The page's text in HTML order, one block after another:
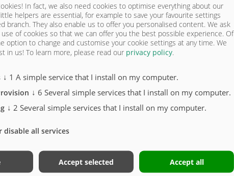
In fact, we also need cookies to optimise everything about our
helpers are essential, for example to save your favourite settings
branch. They also enable us to offer you personalised content. We ask
of cookies so that we can offer you the best possible experience. Of
option to change and customise your cookie settings at any time. We
in us! To learn more, please read our privacy policy.
↓ 1 A simple service that I install on my computer.
↓ 6 Several simple services that I install on my computer.
↓ 2 Several simple services that I install on my computer.
disable all services
Accept selected Accept all